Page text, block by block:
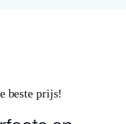
(mm)
beste prijs!